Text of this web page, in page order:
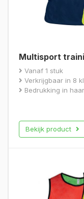
Multisport
Vanaf 1 stuk
Verkrijgbaar in 8
Bedrukking in
Bekijk product